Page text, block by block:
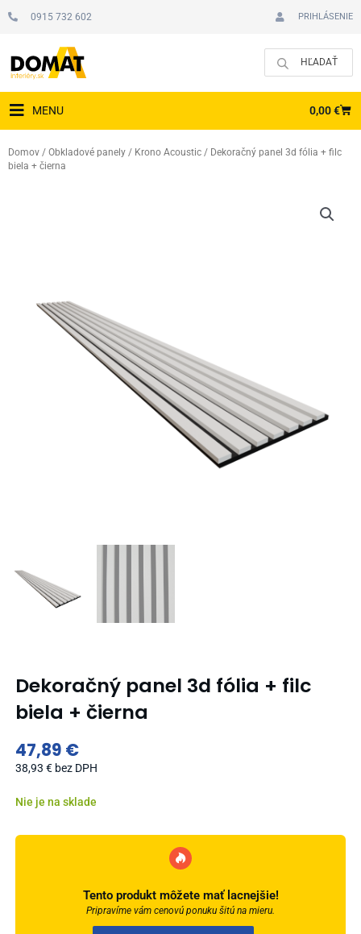
0915 732 602 PRIHLÁSENIE
MENU 0,00€
Domov / Obkladové panely / Krono Acoustic / Dekoračný panel 3d fólia + filc
biela + čierna
Dekoračný panel 3d fólia + filc
biela + čierna
47,89 €
38,93 € bez DPH
Nie je na sklade
Tento produkt môžete mať lacnejšie!
Pripravíme vám cenovú ponuku šitú na mieru.